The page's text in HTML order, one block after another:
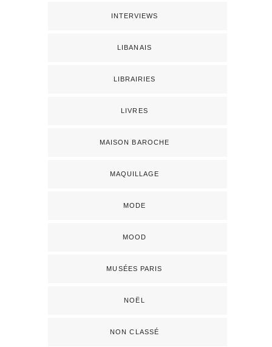
INTERVIEWS
LIBANAIS
LIBRAIRIES
LIVRES
MAISON BAROCHE
MAQUILLAGE
MODE
MOOD
MUSÉES PARIS
NOËL
NON CLASSÉ